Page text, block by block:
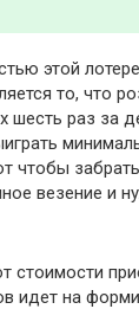
этой
то, что
шесть раз за
чтобы
везение и
стоимости
идет на